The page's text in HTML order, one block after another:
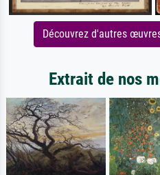
Découvrez d'autres
Extrait de nos